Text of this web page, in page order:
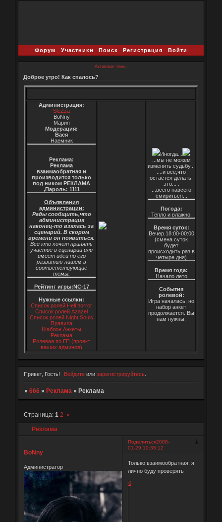
Форум Участники Поиск Регистрация Войти
Активные темы
Доброе утро! Как спалось?
Администрация:
SleZza
BoNny
Мария
Модерация:
Вася
Наемник
Реклама:
Реклама
взаимаобратная и
производится только
под ником РЕКЛАМА
,Пароль: 1111
Объявления
администрации:
Рады сообщить,что
администрация
наконец-то взялась за
сценарий. В скором
времени он появиться.
Все кто хочет принять
участие в сценарии или
имеет идеи по его
развитию-пишем в
соответствующие
темы.
Рейтинг игры:NC-17
Нужные ссылки:
Список ролей Hell horror
Список ролей Azazel
Список ролей Night Souls
Правила
Шаблон Анкеты
Реклама
Ролевая по ГП (проект
ваших админов)
Иногда...
...мы не можем
изменить судьбу...
....и всё,что
остаётся делать-
это... .
...всего навсего
смириться...
Погода:
Тепло и влажно.
Время суток:
Вечер.18:00-00:00
(смена суток
будет
происходить раз в
четыре дня)
Время года:
Начало лето
События
ролевой:
Игра началась, но
набор анкет
продолжается. Вы
нам нужны.
Привет, Гость! Войдите илизарегистрируйтесь
» 666 » Реклама » Реклама
Реклама
Страница: 1 2 »
Поделиться 1
2008-
01-29 10:35:12
BoNny
Администратор
Только взаимообратная, я
лично буду проверять
0